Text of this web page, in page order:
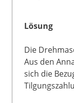
Lösung
Die
Aus den
sich die